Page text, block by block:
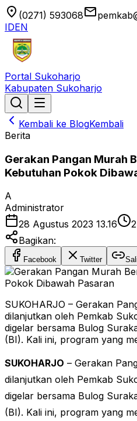
location_on (0271) 593068email
IDEN
Portal Sukoharjo
Kabupaten Sukoharjo
Kembali ke BlogKembali
Berita
Gerakan Pangan Murah
Kebutuhan Pokok
A
Administrator
28 Agustus 2023 13.16
2
Bagikan:
Facebook Twitter
SUKOHARJO – Gerakan
dilanjutkan oleh Pemkab
digelar bersama Bulog
(BI). Kali ini, program yang
SUKOHARJO – Gerakan
dilanjutkan oleh Pemkab
digelar bersama Bulog
(BI). Kali ini, program yang